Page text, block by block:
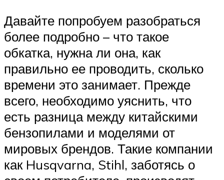
Давайте попробуем разобраться
более подробно – что такое
обкатка, нужна ли она, как
правильно ее проводить, сколько
времени это занимает. Прежде
всего, необходимо уяснить, что
есть разница между китайскими
бензопилами и моделями от
мировых брендов. Такие компании
как Husqvarna, Stihl, заботясь о